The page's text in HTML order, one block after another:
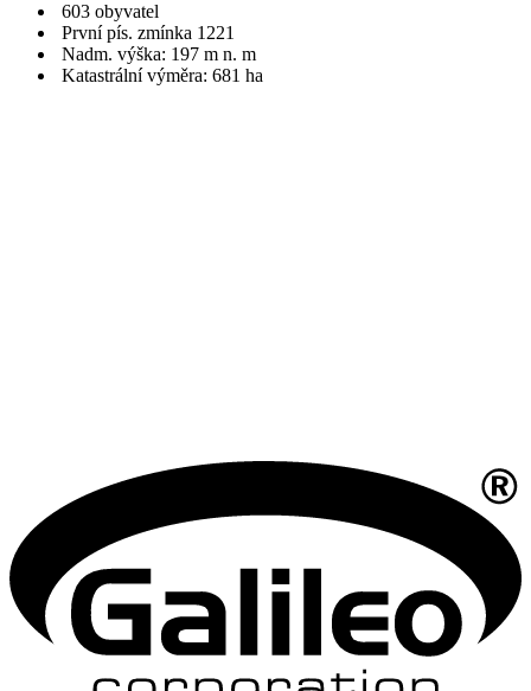
603 obyvatel
První pís. zmínka 1221
Nadm. výška: 197 m n. m
Katastrální výměra: 681 ha